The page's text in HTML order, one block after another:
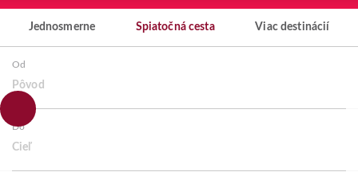
Jednosmerne Spiatočná cesta Viac destinácií
Od
Pôvod
Do
Cieľ